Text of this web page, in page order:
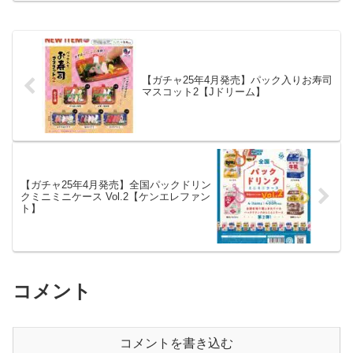
【ガチャ25年4月発売】パック入りお寿司
マスコット2【Jドリーム】
【ガチャ25年4月発売】全国パックドリン
クミニミニケース Vol.2【ケンエレファン
ト】
コメント
コメントを書き込む